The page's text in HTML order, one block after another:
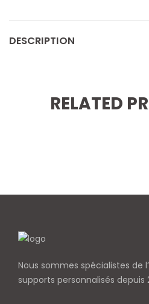
DESCRIPTION
RELATED
Nous sommes spécialistes de
supports personnalisés depuis